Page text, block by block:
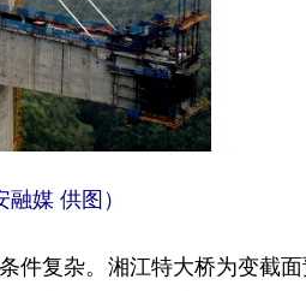
媒 供图）
复杂。湘江特大桥为变截面